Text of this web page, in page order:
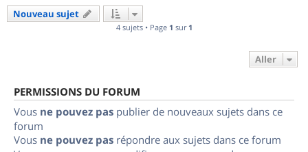
Nouveau sujet
4 sujets • Page 1 sur 1
Aller
PERMISSIONS DU FORUM
Vous ne pouvez pas publier de nouveaux sujets dans ce
forum
Vous ne pouvez pas répondre aux sujets dans ce forum